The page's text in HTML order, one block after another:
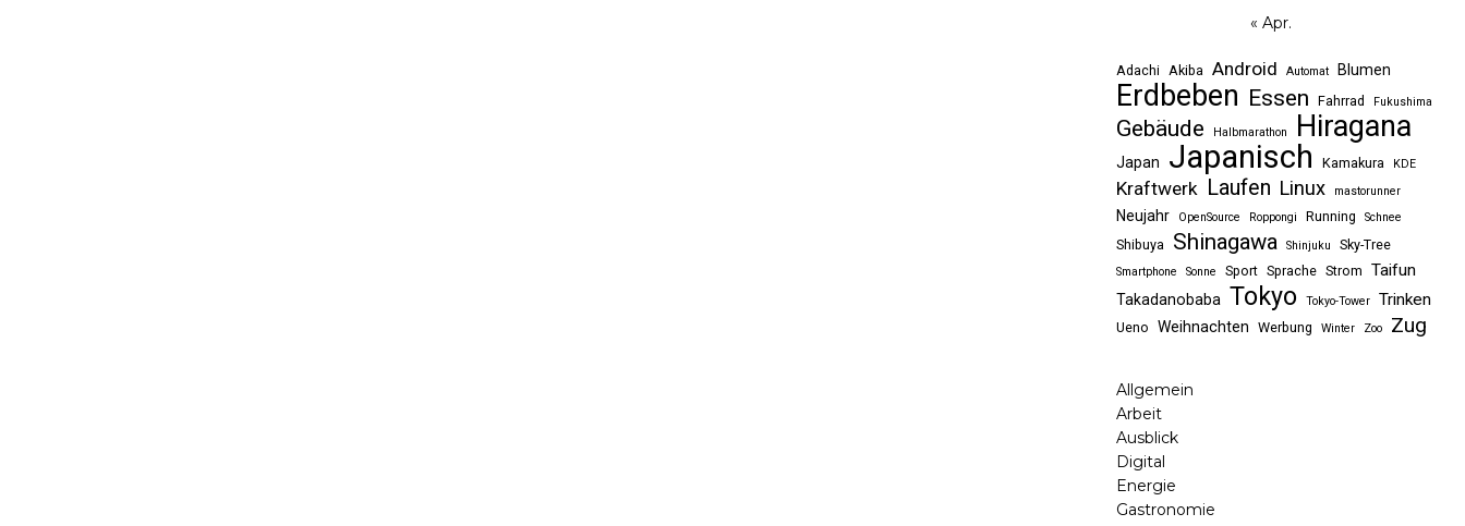
« Apr.
Adachi Akiba Android Automat Blumen
Erdbeben Essen Fahrrad Fukushima
Gebäude Halbmarathon Hiragana
Japan Japanisch Kamakura KDE
Kraftwerk Laufen Linux mastorunner
Neujahr OpenSource Roppongi Running Schnee
Shibuya Shinagawa Shinjuku Sky-Tree
Smartphone Sonne Sport Sprache Strom Taifun
Takadanobaba Tokyo Tokyo-Tower Trinken
Ueno Weihnachten Werbung Winter Zoo Zug
Allgemein
Arbeit
Ausblick
Digital
Energie
Gastronomie